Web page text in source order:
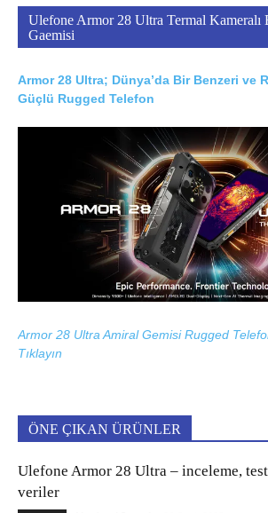
Ulefone Armor 28 Ultra Termal Kameralı
Gaemisi
Armor 28 Ultra; Dünya’da Bir Benzeri ve
Güçlü Rugged Telefon
Armor 28 Ultra Amiral Gemisi Rugged
Tıklayın
ÖNE ÇIKAN ÜRÜNLER
Ulefone Armor 28 Ultra – inceleme,
veriler